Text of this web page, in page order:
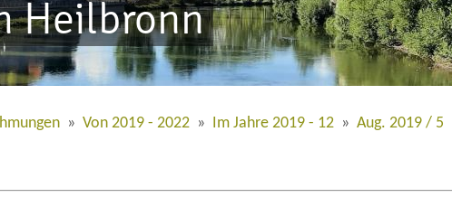
Heilbronn
» Von 2019 - 2022 » Im Jahre 2019 - 12 » Aug. 2019 / 5